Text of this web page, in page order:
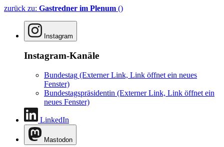
zurück zu: Gastredner im Plenum ()
Instagram
Instagram-Kanäle
Bundestag (Externer Link, Link öffnet ein neues
Fenster)
Bundestagspräsidentin (Externer Link, Link öffnet ein
neues Fenster)
LinkedIn
Mastodon